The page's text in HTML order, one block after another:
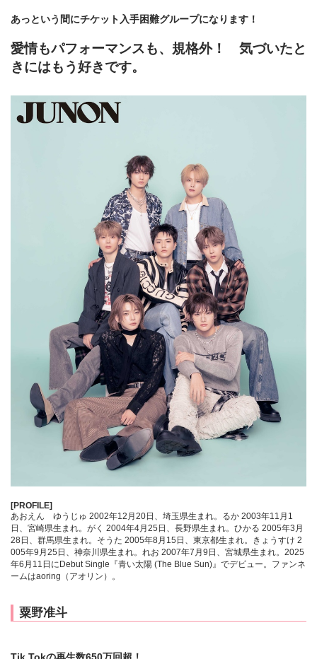
あっという間にチケット入手困難グループになります！
愛情もパフォーマンスも、規格外！ 気づいたと
きにはもう好きです。
[PROFILE]
あおえん ゆうじゅ 2002年12月20日、埼玉県生まれ。るか 2003年11月1
日、宮崎県生まれ。がく 2004年4月25日、長野県生まれ。ひかる 2005年3月
28日、群馬県生まれ。そうた 2005年8月15日、東京都生まれ。きょうすけ 2
005年9月25日、神奈川県生まれ。れお 2007年7月9日、宮城県生まれ。2025
年6月11日にDebut Single『青い太陽 (The Blue Sun)』でデビュー。ファンネ
ームはaoring（アオリン）。
粟野准斗